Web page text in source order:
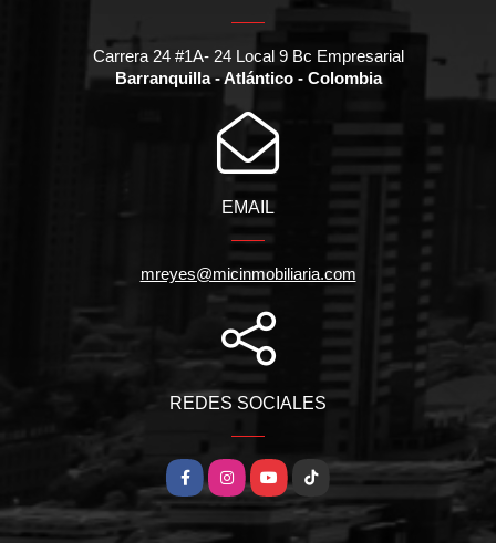
Carrera 24 #1A- 24 Local 9 Bc Empresarial
Barranquilla - Atlántico - Colombia
EMAIL
mreyes@micinmobiliaria.com
REDES SOCIALES
FacebookInstagramYouTubeTikTok